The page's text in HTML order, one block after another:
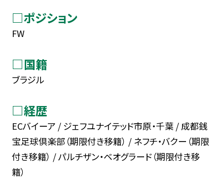
□ポジション
FW
□国籍
ブラジル
□経歴
ECバイーア / ジェフユナイテッド市原・千葉 / 成都銭
宝足球倶楽部（期限付き移籍） / ネフチ・バクー（期限
付き移籍） / パルチザン・ベオグラード（期限付き移
籍）